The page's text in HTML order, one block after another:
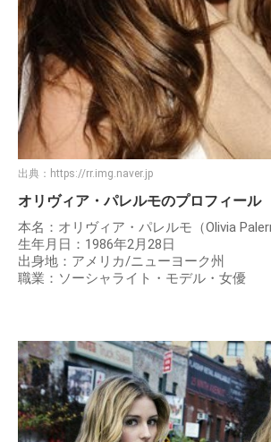
出典：https://rr.img.naver.jp
オリヴィア・パレルモのプロフィール